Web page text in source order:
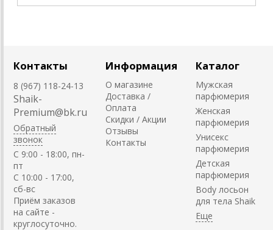
Контакты
8 (967) 118-24-13
Shaik-
Premium@bk.ru
Обратный
звонок
C 9:00 - 18:00, пн-
пт
С 10:00 - 17:00,
сб-вс
Приём заказов
на сайте -
круглосуточно.
Информация
О магазине
Доставка /
Оплата
Скидки / Акции
Отзывы
Контакты
Каталог
Мужская
парфюмерия
Женская
парфюмерия
Унисекс
парфюмерия
Детская
парфюмерия
Body лосьон
для тела Shaik